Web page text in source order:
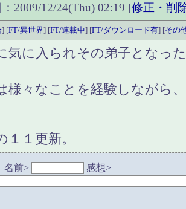
2009/12/24(Thu) 02:19 [修正・削
] [FT/異世界] [FT/連載中] [FT/ダウンロード有] [その
気に入られその弟子となっ
様々なことを経験しながら
１１更新。
名前> 感想>